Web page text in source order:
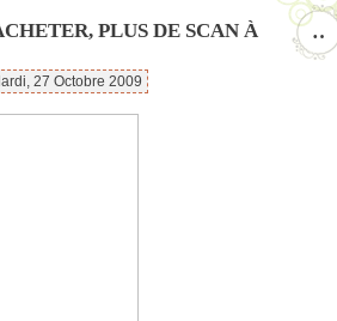
…
PLUS DE SCAN À
27 Octobre 2009